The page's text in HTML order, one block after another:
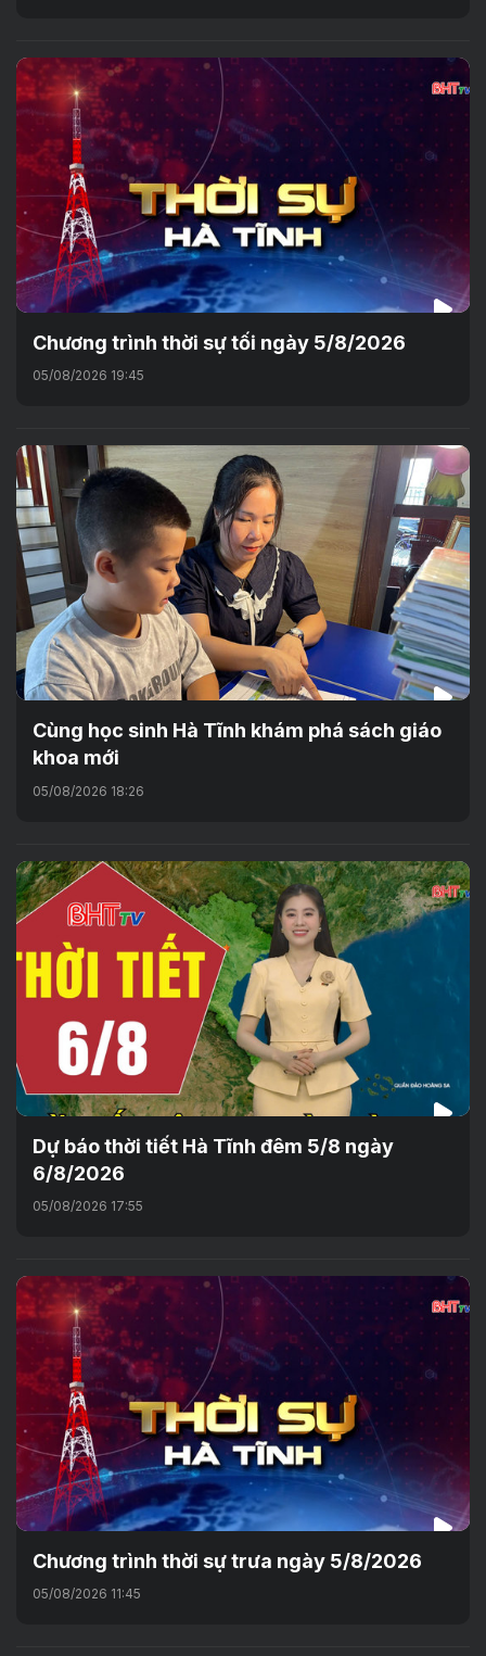
Chương trình thời sự tối ngày 5/8/2026
05/08/2026 19:45
Cùng học sinh Hà Tĩnh khám phá sách giáo
khoa mới
05/08/2026 18:26
Dự báo thời tiết Hà Tĩnh đêm 5/8 ngày
6/8/2026
05/08/2026 17:55
Chương trình thời sự trưa ngày 5/8/2026
05/08/2026 11:45